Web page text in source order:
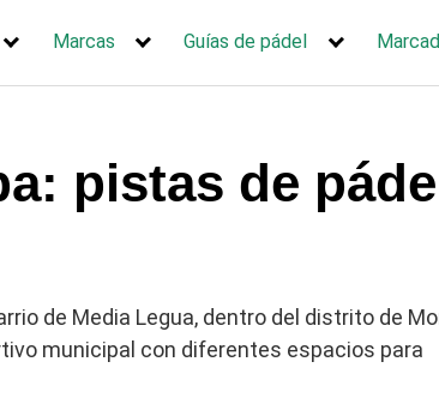
Marcas Guías de pádel
pistas de
de Media Legua, dentro del distrito de
municipal con diferentes espacios para